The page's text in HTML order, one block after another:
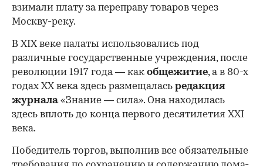
взимали плату за переправу товаров через
Москву-реку.
В XIX веке палаты использовались под
различные государственные учреждения, после
революции 1917 года — как общежитие, а в 80-х
годах XX века здесь размещалась редакция
журнала«Знание — сила». Она находилась
здесь вплоть до конца первого десятилетия XXI
века.
Победитель торгов, выполнив все обязательные